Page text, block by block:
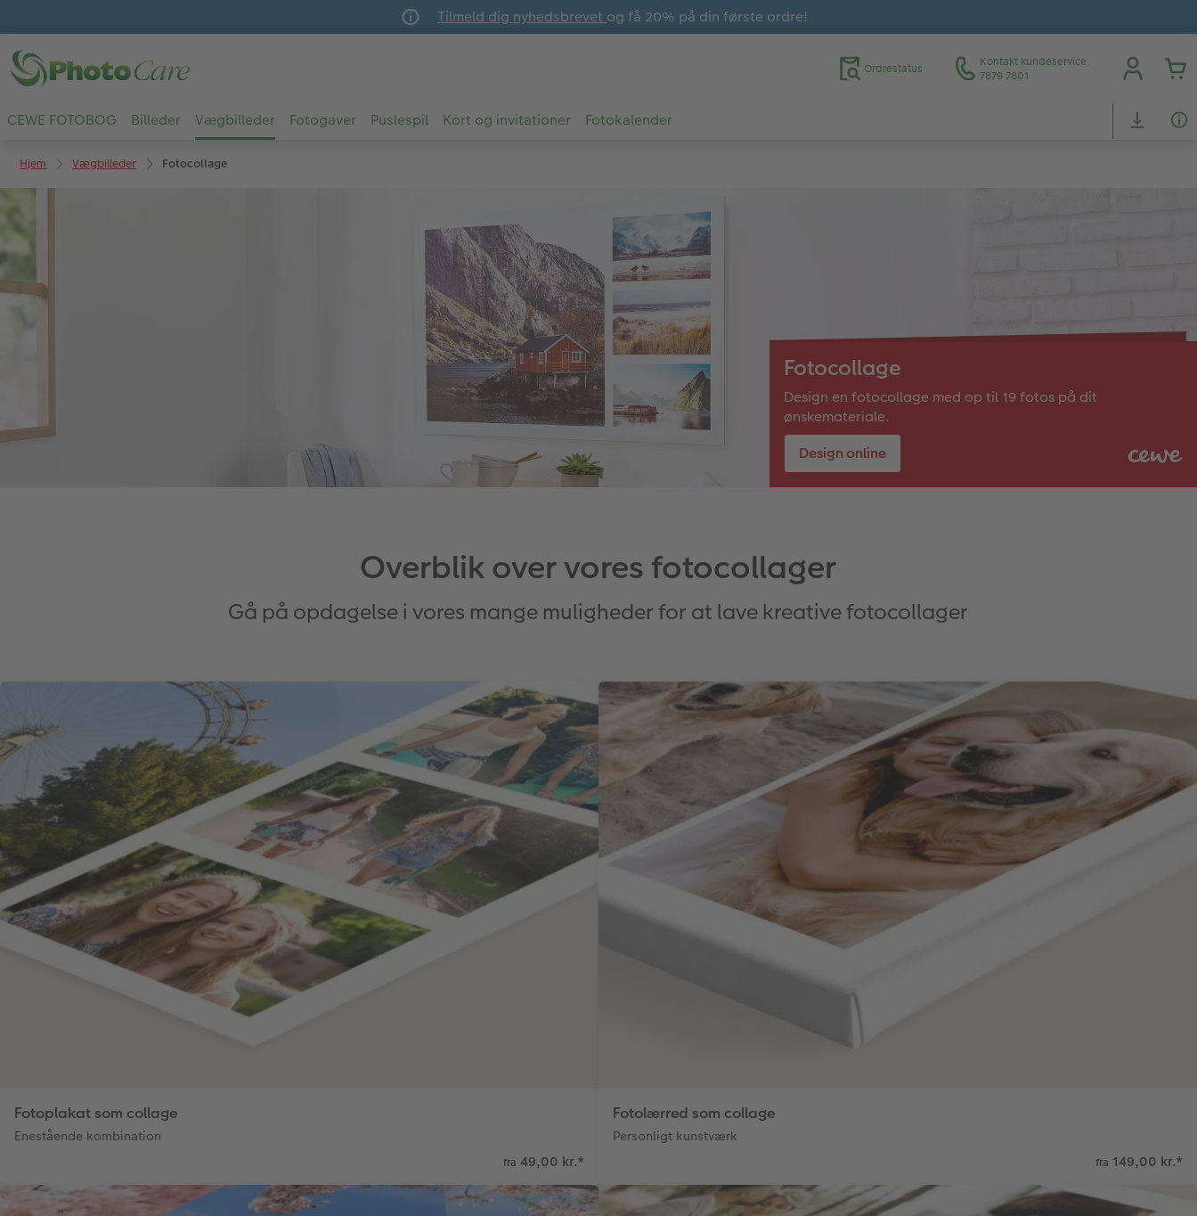
Tilmeld dig nyhedsbrevet og få 20% på din første ordre!
Ordrestatus
Kontakt kundeservice:
7879 7801
CEWE FOTOBOG Billeder Vægbilleder Fotogaver Puslespil Kort og invitationer Fotokalender
Hjem Vægbilleder Fotocollage
Fotocollage
Design en fotocollage med op til 19 fotos på dit
ønskemateriale.
Design online
Overblik over vores fotocollager
Gå på opdagelse i vores mange muligheder for at lave kreative fotocollager
Fotoplakat som collage
Enestående kombination
fra 49,00 kr.*
Fotolærred som collage
Personligt kunstværk
fra 149,00 kr.*